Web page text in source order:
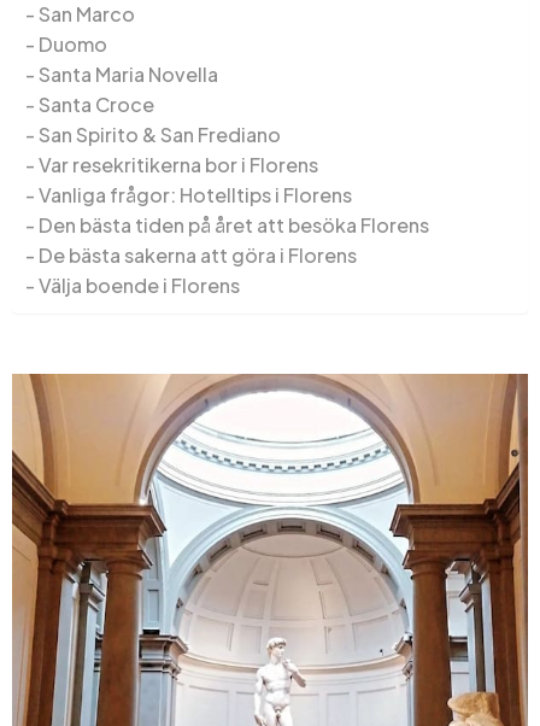
San Marco
Duomo
Santa Maria Novella
Santa Croce
San Spirito & San Frediano
Var resekritikerna bor i Florens
Vanliga frågor: Hotelltips i Florens
Den bästa tiden på året att besöka Florens
De bästa sakerna att göra i Florens
Välja boende i Florens